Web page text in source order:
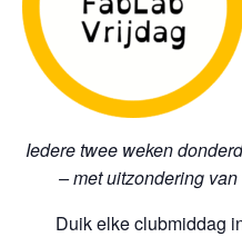
Iedere twee weken
– met uitzondering
Duik elke clubmiddag